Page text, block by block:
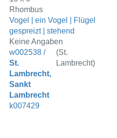
Rhombus
Vogel | ein Vogel | Flügel
gespreizt | stehend
Keine Angaben
w002538 /
St.
Lambrecht,
Sankt
Lambrecht
(St.
Lambrecht)
k007429